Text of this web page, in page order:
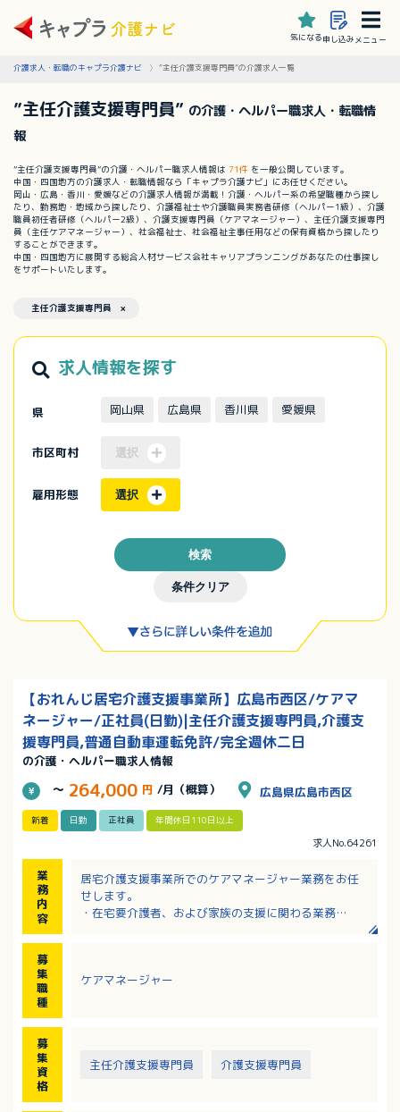
気になる申し込みメニュー
介護求人・転職のキャプラ介護ナビ ”主任介護支援専門員”の介護求人一覧
”主任介護支援専門員” の介護・ヘルパー職求人・転職情
報
”主任介護支援専門員”の介護・ヘルパー職求人情報は 71件 を一般公開しています。
中国・四国地方の介護求人・転職情報なら「キャプラ介護ナビ」にお任せください。
岡山・広島・香川・愛媛などの介護求人情報が満載！介護・ヘルパー系の希望職種から探し
たり、勤務地・地域から探したり、介護福祉士や介護職員実務者研修（ヘルパー1級）、介護
職員初任者研修（ヘルパー2級）、介護支援専門員（ケアマネージャー）、主任介護支援専門
員（主任ケアマネージャー）、社会福祉士、社会福祉主事任用などの保有資格から探したり
することができます。
中国・四国地方に展開する総合人材サービス会社キャリアプランニングがあなたの仕事探し
をサポートいたします。
主任介護支援専門員 ×
求人情報を探す
県 岡山県 広島県 香川県 愛媛県
市区町村 選択
雇用形態 選択
条件クリア
検索
【おれんじ居宅介護支援事業所】広島市西区/ケアマ
ネージャー/正社員(日勤)|主任介護支援専門員,介護支
援専門員,普通自動車運転免許/完全週休二日
の介護・ヘルパー職求人情報
～ 264,000 円 /月（概算） 広島県広島市西区
新着 日勤 正社員 年間休日110日以上
求人No.64261
業
務
内
容
居宅介護支援事業所でのケアマネージャー業務をお任
せします。
・在宅要介護者、および家族の支援に関わる業務
募
集
職
種
ケアマネージャー
募
集
資
格
主任介護支援専門員 介護支援専門員